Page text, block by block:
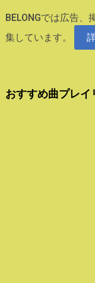
BELONGでは広告
集しています。
おすすめ曲プレイ